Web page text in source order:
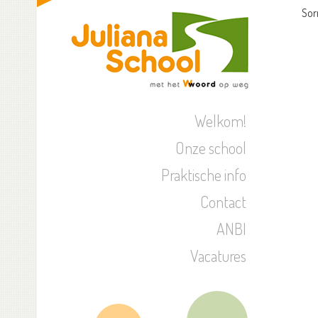
Welkom!
Onze school
Praktische info
Contact
ANBI
Vacatures